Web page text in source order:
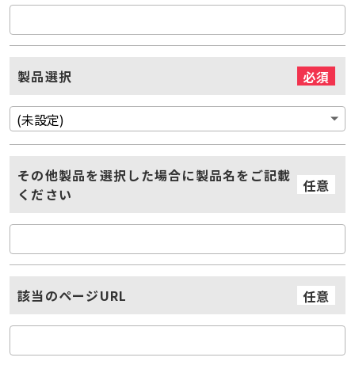
製品選択 必須
その他製品を選択した場合に製品名をご記載
ください
任意
該当のページURL 任意